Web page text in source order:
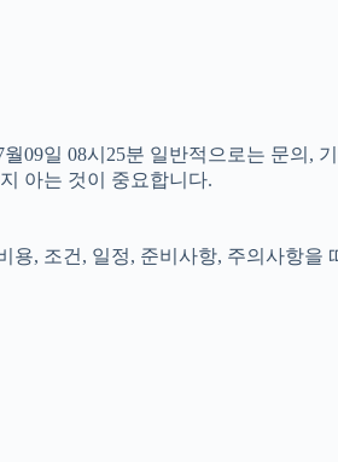
09일 08시25분 일반적으로는 문의,
아는 것이 중요합니다.
, 조건, 일정, 준비사항, 주의사항을